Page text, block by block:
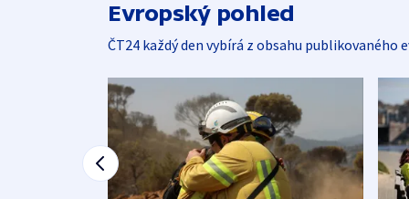
Evropský pohled
ČT24 každý den vybírá z obsahu